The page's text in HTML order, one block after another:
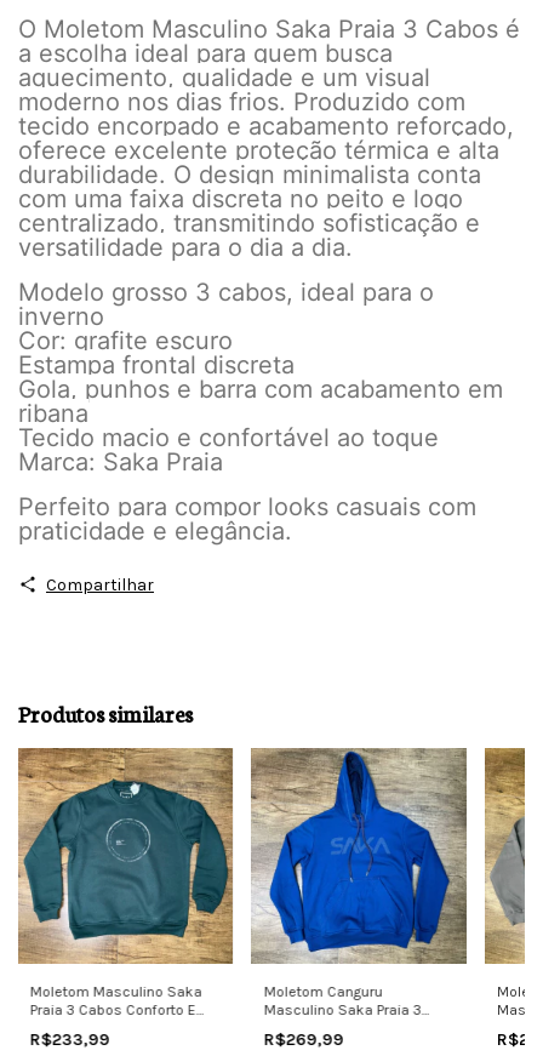
O Moletom Masculino Saka Praia 3 Cabos é
a escolha ideal para quem busca
aquecimento, qualidade e um visual
moderno nos dias frios. Produzido com
tecido encorpado e acabamento reforçado,
oferece excelente proteção térmica e alta
durabilidade. O design minimalista conta
com uma faixa discreta no peito e logo
centralizado, transmitindo sofisticação e
versatilidade para o dia a dia.
Modelo grosso 3 cabos, ideal para o
inverno
Cor: grafite escuro
Estampa frontal discreta
Gola, punhos e barra com acabamento em
ribana
Tecido macio e confortável ao toque
Marca: Saka Praia
Perfeito para compor looks casuais com
praticidade e elegância.
Compartilhar
Produtos similares
Moletom Masculino Saka
Praia 3 Cabos Conforto E
R$233,99
Moletom Canguru
Masculino Saka Praia 3
R$269,99